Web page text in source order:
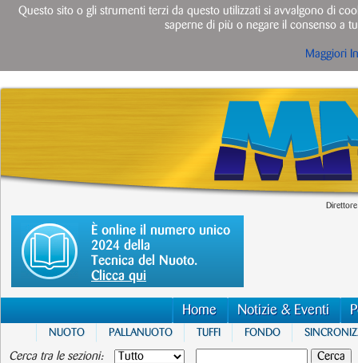
È online il numero unico
2024 della
Tecnica del Nuoto.
Clicca qui
Home Notizie & Eventi
NUOTO PALLANUOTO TUFFI FONDO
Cerca tra le sezioni:
Questo sito o gli strumenti terzi da questo utilizzati si avvalgono di
saperne di più o negare il consenso a
Maggiori